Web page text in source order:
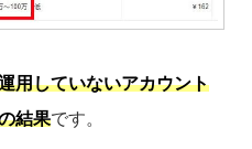
用していないアカウント
結果です。